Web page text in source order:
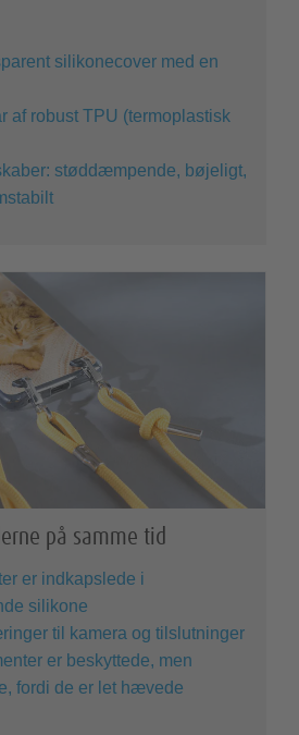
silikonecover med en
af robust TPU (termoplastisk
støddæmpende, bøjeligt,
på samme tid
er indkapslede i
silikone
til kamera og tilslutninger
er beskyttede, men
fordi de er let hævede